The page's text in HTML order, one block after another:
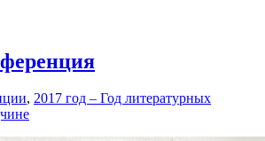
, 2017 год – Год литературных